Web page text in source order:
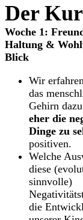
Der
Woche 1:
Haltung &
Blick
Wir
das
Gehirn
eher die
Dinge zu
positiven.
Welche
diese
sinnvolle)
die